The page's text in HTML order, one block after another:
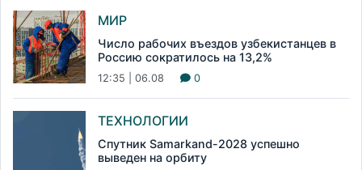
МИР
Число рабочих въездов узбекистанцев в
Россию сократилось на 13,2%
12:35 | 06.08 0
ТЕХНОЛОГИИ
Спутник Samarkand-2028 успешно
выведен на орбиту